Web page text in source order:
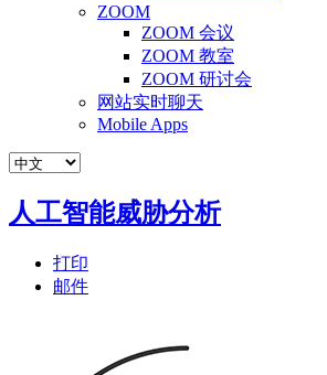
ZOOM
ZOOM 会议
ZOOM 教室
ZOOM 研讨会
网站实时聊天
Mobile Apps
人工智能威胁分析
打印
邮件